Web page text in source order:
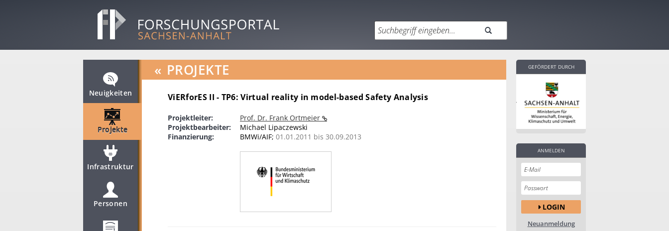
Neuigkeiten
Projekte
Infrastruktur
Personen
« PROJEKTE
ViERforES II - TP6: Virtual reality in model-based Safety Analysis
Projektleiter:
Prof. Dr. Frank Ortmeier
Projektbearbeiter:
Michael Lipaczewski
Finanzierung:
BMWi/AIF; 01.01.2011 bis 30.09.2013
GEFÖRDERT DURCH
ANMELDEN
LOGIN
Neuanmeldung